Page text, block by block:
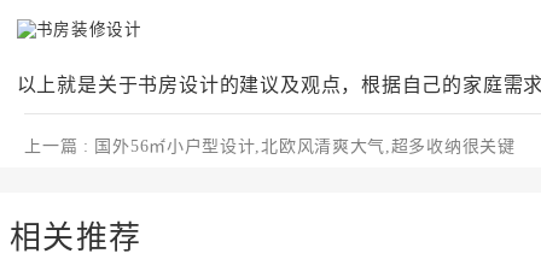
以上就是关于书房设计的建议及观点，根据自己的家庭需
上一篇 : 国外56㎡小户型设计,北欧风清爽大气,超多收纳很关键
相关推荐